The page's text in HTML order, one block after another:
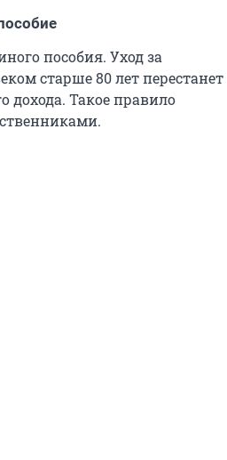
пособия. Уход за
старше 80 лет перестанет
дохода. Такое правило